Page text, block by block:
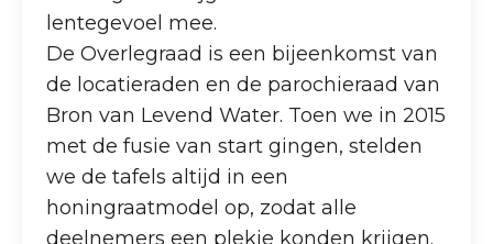
lentegevoel mee.
De Overlegraad is een bijeenkomst van
de locatieraden en de parochieraad van
Bron van Levend Water. Toen we in 2015
met de fusie van start gingen, stelden
we de tafels altijd in een
honingraatmodel op, zodat alle
deelnemers een plekje konden krijgen.